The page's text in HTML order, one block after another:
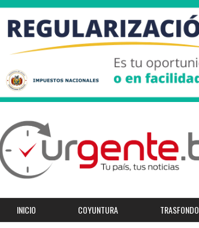
INICIO COYUNTURA TRASFONDO